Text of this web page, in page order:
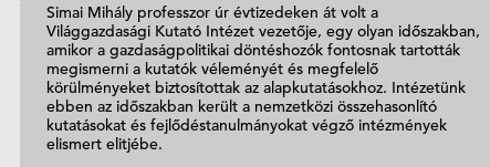
Simai Mihály professzor úr évtizedeken át volt a
Világgazdasági Kutató Intézet vezetője, egy olyan időszakban,
amikor a gazdaságpolitikai döntéshozók fontosnak tartották
megismerni a kutatók véleményét és megfelelő
körülményeket biztosítottak az alapkutatásokhoz. Intézetünk
ebben az időszakban került a nemzetközi összehasonlító
kutatásokat és fejlődéstanulmányokat végző intézmények
elismert elitjébe.